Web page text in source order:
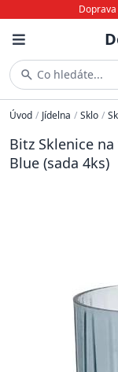
Co hledáte...
Úvod / Jídelna / Sklo /
Bitz Sklenice
Blue (sada 4ks)